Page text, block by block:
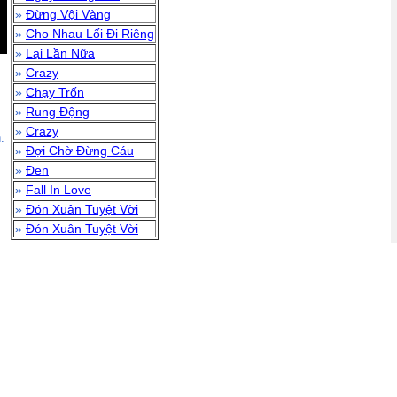
» Đừng Vội Vàng
» Cho Nhau Lối Đi Riêng
» Lại Lần Nữa
» Crazy
» Chạy Trốn
» Rung Động
» Crazy
» Đợi Chờ Đừng Cáu
» Đen
» Fall In Love
» Đón Xuân Tuyệt Vời
» Đón Xuân Tuyệt Vời